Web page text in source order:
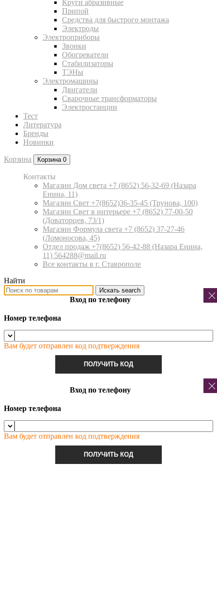
Круги абразивные
Припой
Средства для быстрого монтажа
Электроды
Электроприборы
Звонки
Обогреватели
Стабилизаторы
ТЭНы
Электромашины
Двигатели
Сварочные трансформаторы
Электростанции
Тест
Литература
Бренды
Новинки
Корзина Корзина 0
Контакты
Магазин Дом света +7 (8652) 56-32-69 (Назара
Енина, 11)
Магазин Свет +7(8652)36-35-45 (Трунова, 100)
Магазин Свет в интерьере +7 (8652) 77-00-50
(Доваторцев, 73/1)
Магазин Формула света +7 (8652) 37-27-46
(Ломоносова, 45)
Отдел продаж +7(8652) 56-42-88 (Назара Енина,
11) 564288@mail.ru
Все контакты в г. Ставрополе
Найти
Искать search
Вход по телефону
Номер телефона
Вам будет отправлен код подтверждения
ПОЛУЧИТЬ КОД
Вход по телефону
Номер телефона
Вам будет отправлен код подтверждения
ПОЛУЧИТЬ КОД